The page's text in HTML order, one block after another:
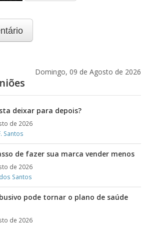
Domingo, 09 de Agosto de 2026
deixar para depois?
de 2026
Santos
de fazer sua marca vender menos
de 2026
Santos
pode tornar o plano de saúde
de 2026